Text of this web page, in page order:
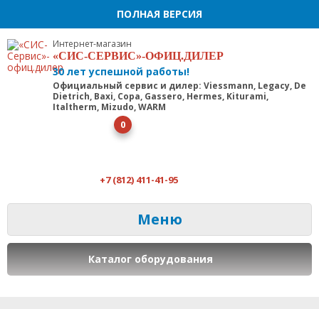
ПОЛНАЯ ВЕРСИЯ
Интернет-магазин
«СИС-СЕРВИС»-ОФИЦ.ДИЛЕР
30 лет успешной работы!
Официальный сервис и дилер: Viessmann, Legacy, De
Dietrich, Baxi, Copa, Gassero, Hermes, Kiturami,
Italtherm, Mizudo, WARM
0
+7 (812) 411-41-95
Меню
Каталог оборудования